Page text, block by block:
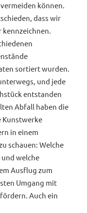
können.
dass wir
kennzeichnen.
sortiert wurden.
und jede
entstanden
Abfall haben die
Kunstwerke
in einem
schauen: Welche
welche
Ausflug zum
Umgang mit
Auch ein